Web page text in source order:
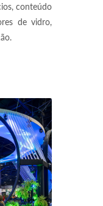
conteúdo
de vidro,